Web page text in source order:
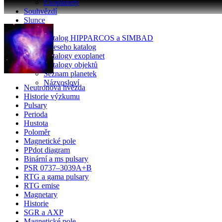
Exoplanety
Souhvězdí
Slunce
Katalogy
Katalog HIPPARCOS a SIMBAD
Glieseho katalog
Katalogy exoplanet
Katalogy objektů
Seznam planetek
Názvosloví
Neutronová hvězda
Historie výzkumu
Pulsary
Perioda
Hustota
Poloměr
Magnetické pole
PPdot diagram
Binární a ms pulsary
PSR 0737–3039A+B
RTG a gama pulsary
RTG emise
Magnetary
Historie
SGR a AXP